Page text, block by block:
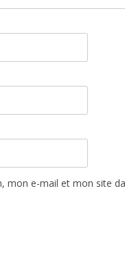
mon e-mail et mon site